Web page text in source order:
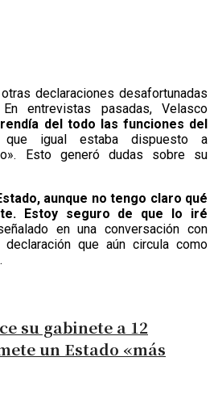
declaraciones desafortunadas
entrevistas pasadas, Velasco
del todo las funciones del
igual estaba dispuesto a
Esto generó dudas sobre su
aunque no tengo claro qué
Estoy seguro de que lo iré
en una conversación con
que aún circula como
su gabinete a 12
un Estado «más